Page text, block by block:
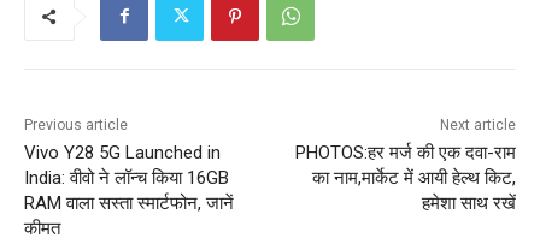
Previous article
Vivo Y28 5G Launched in
India: वीवो ने लॉन्च किया 16GB
RAM वाला सस्ता स्मार्टफोन, जानें
कीमत
Next article
PHOTOS:हर मर्ज की एक दवा-राम
का नाम,मार्केट में आयी हेल्थ किट,
हमेशा साथ रखें